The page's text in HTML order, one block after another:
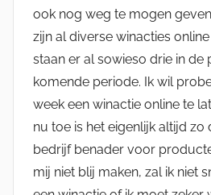
ook nog weg te mogen
zijn al diverse winacties
staan er al sowieso drie in de
komende periode. Ik wil
week een winactie online te
nu toe is het eigenlijk altijd zo
bedrijf benader voor
mij niet blij maken, zal ik niet